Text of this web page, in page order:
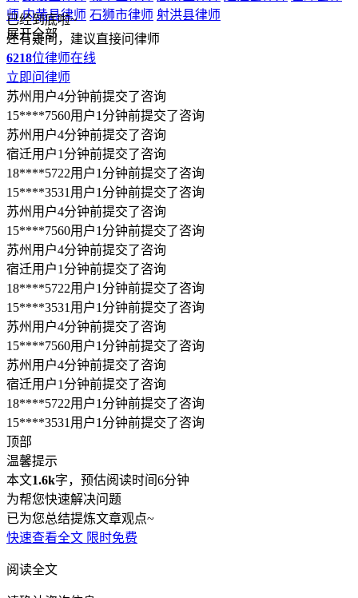
15****3531用户1分钟前提交了咨询
苏州用户4分钟前提交了咨询
15****7560用户1分钟前提交了咨询
苏州用户4分钟前提交了咨询
宿迁用户1分钟前提交了咨询
18****5722用户1分钟前提交了咨询
15****3531用户1分钟前提交了咨询
苏州用户4分钟前提交了咨询
15****7560用户1分钟前提交了咨询
苏州用户4分钟前提交了咨询
宿迁用户1分钟前提交了咨询
18****5722用户1分钟前提交了咨询
15****3531用户1分钟前提交了咨询
顶部
字，预估阅读时间6分钟
为帮您快速解决问题
已为您总结提炼文章观点~
快速查看全文
限时免费
阅读全文
请确认咨询信息
温馨提示：若脱离平台进行转账或付费将不受平台保障
电话咨询